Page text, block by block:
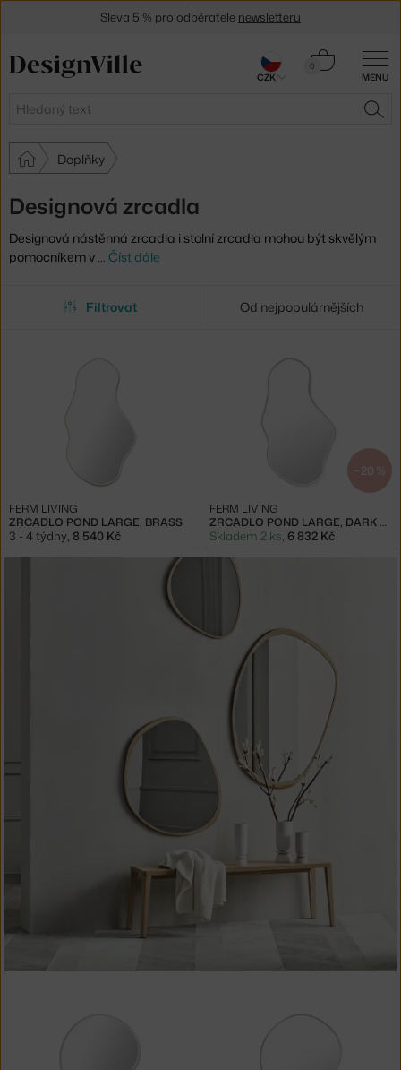
MENU
Hledat
0
Košík
Doplňky
Designová zrcadla
Designová nástěnná zrcadla i stolní zrcadla mohou být skvělým
pomocníkem v … Číst dále
Filtrovat Od nejpopulárnějších
ZRCADLO POND LARGE, BRASS
FERM LIVING
3 - 4 týdny, 8 540 Kč
−20 %
ZRCADLO POND LARGE, DARK CHROME
FERM LIVING
Skladem 2 ks, 6 832 Kč
Sleva 5 % pro odběratele newsletteru
CZK